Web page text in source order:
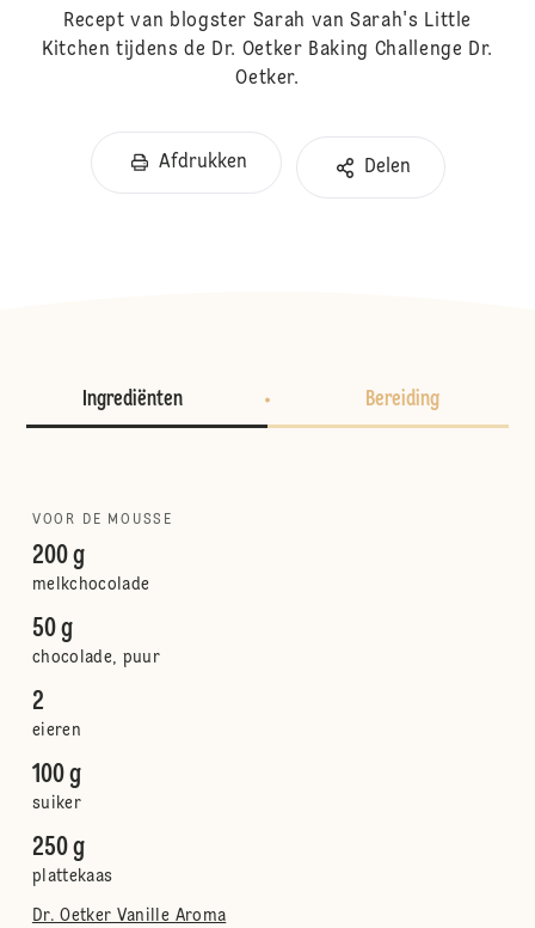
Recept van blogster Sarah van Sarah's Little
Kitchen tijdens de Dr. Oetker Baking Challenge Dr.
Oetker.
Afdrukken Delen
Ingrediënten Bereiding
VOOR DE MOUSSE
200 g
melkchocolade
50 g
chocolade, puur
2
eieren
100 g
suiker
250 g
plattekaas
Dr. Oetker Vanille Aroma